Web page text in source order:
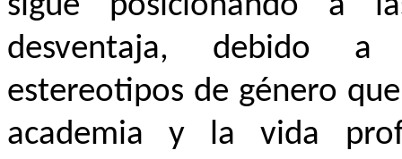
desventaja, debido a
estereotipos de género
academia y la vida